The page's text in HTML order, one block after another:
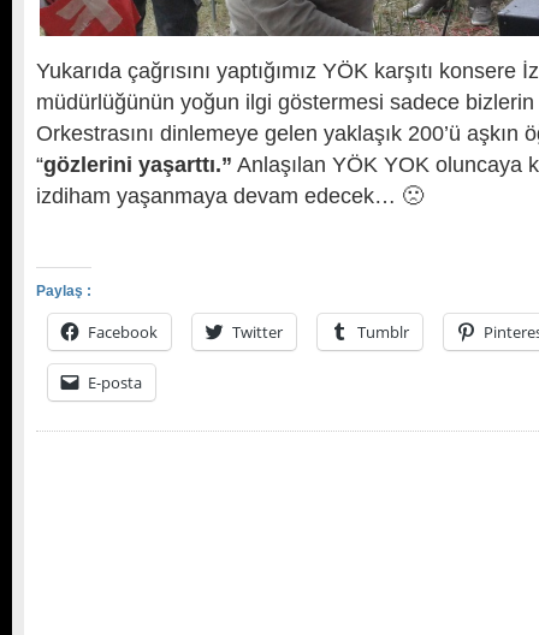
Yukarıda çağrısını yaptığımız YÖK karşıtı konsere
müdürlüğünün yoğun ilgi göstermesi sadece
Orkestrasını dinlemeye gelen yaklaşık 200’ü aşkın
“gözlerini yaşarttı.” Anlaşılan YÖK YOK oluncaya
izdiham yaşanmaya devam edecek… 🙁
Paylaş :
Facebook Twitter Tumblr
E-posta